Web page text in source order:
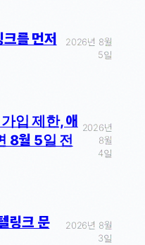
를 먼저
2026년 8월
5일
입 제한, 애
8월 5일 전
2026년
8월
4일
링크 문
2026년 8월
3일